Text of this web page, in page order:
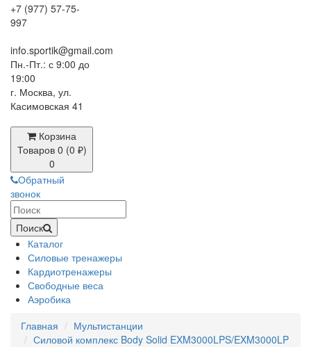
+7 (977) 57-75-
997
info.sportik@gmail.com
Пн.-Пт.: с 9:00 до
19:00
г. Москва, ул.
Касимовская 41
Корзина
Товаров 0 (0 ₽)
0
Обратный
звонок
Поиск
Каталог
Силовые тренажеры
Кардиотренажеры
Свободные веса
Аэробика
Главная
Мультистанции
Силовой комплекс Body Solid EXM3000LPS/EXM3000LP